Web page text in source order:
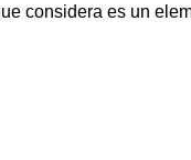
considera es un